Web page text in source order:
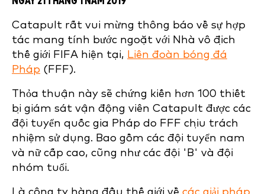
Catapult rất vui mừng thông báo về sự hợp
tác mang tính bước ngoặt với Nhà vô địch
thế giới FIFA hiện tại, Liên đoàn bóng đá
Pháp (FFF).
Thỏa thuận này sẽ chứng kiến hơn 100 thiết
bị giám sát vận động viên Catapult được các
đội tuyển quốc gia Pháp do FFF chịu trách
nhiệm sử dụng. Bao gồm các đội tuyển nam
và nữ cấp cao, cũng như các đội 'B' và đội
nhóm tuổi.